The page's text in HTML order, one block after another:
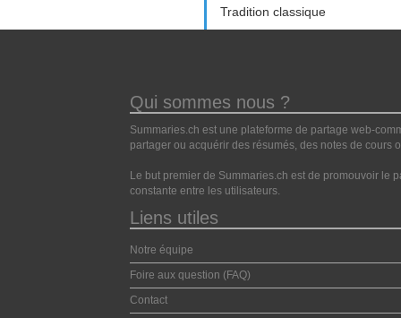
Tradition classique
Qui sommes nous ?
Summaries.ch est une plateforme de partage web-
partager ou acquérir des résumés, des notes de cours
Le but premier de Summaries.ch est de promouvoir le
constante entre les utilisateurs.
Liens utiles
Notre équipe
Foire aux question (FAQ)
Contact